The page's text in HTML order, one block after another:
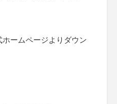
ームページよりダウン